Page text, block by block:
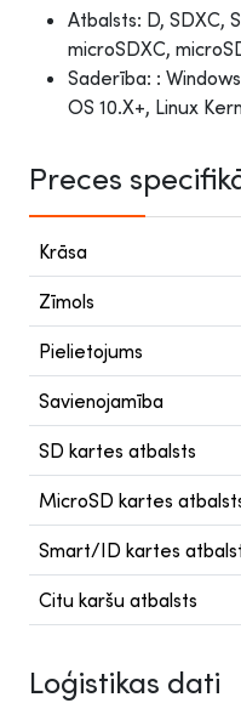
Atbalsts: D, SDXC,
microSDXC,
Saderība: :
OS 10.X+, Linux
Preces
Krāsa
Zīmols
Pielietojums
Savienojamība
SD kartes atbalsts
MicroSD kartes
Smart/ID kartes
Citu karšu atbalsts
Loģistikas dati